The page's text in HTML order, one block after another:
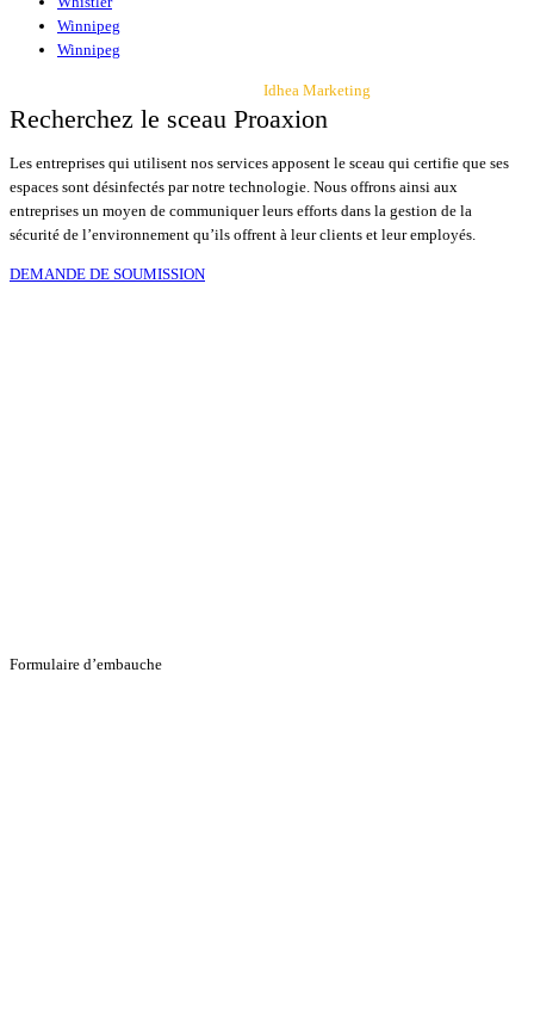
Winnipeg
Winnipeg
Idhea Marketing
Recherchez le sceau Proaxion
Les entreprises qui utilisent nos services apposent le sceau qui certifie que ses
espaces sont désinfectés par notre technologie. Nous offrons ainsi aux
entreprises un moyen de communiquer leurs efforts dans la gestion de la
sécurité de l’environnement qu’ils offrent à leur clients et leur employés.
DEMANDE DE SOUMISSION
Formulaire d’embauche